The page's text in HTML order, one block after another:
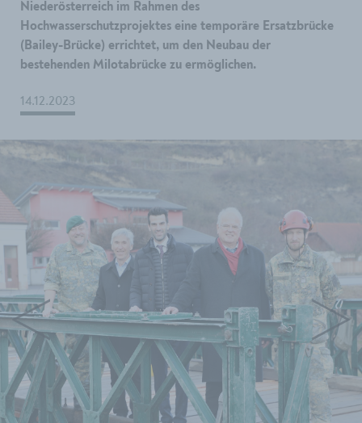
Niederösterreich im Rahmen des
Hochwasserschutzprojektes eine temporäre Ersatzbrücke
(Bailey-Brücke) errichtet, um den Neubau der
bestehenden Milotabrücke zu ermöglichen.
14.12.2023